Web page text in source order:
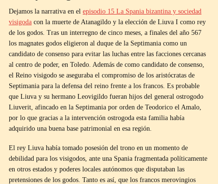
Dejamos la narrativa en el episodio 15 La Spania bizantina y sociedad
visigoda con la muerte de Atanagildo y la elección de Liuva I como rey
de los godos. Tras un interregno de cinco meses, a finales del año 567
los magnates godos eligieron al duque de la Septimania como un
candidato de consenso para evitar las luchas entre las facciones cercanas
al centro de poder, en Toledo. Además de como candidato de consenso,
el Reino visigodo se aseguraba el compromiso de los aristócratas de
Septimania para la defensa del reino frente a los francos. Es probable
que Liuva y su hermano Leovigildo fueran hijos del general ostrogodo
Liuverit, afincado en la Septimania por orden de Teodorico el Amalo,
por lo que gracias a la intervención ostrogoda esta familia había
adquirido una buena base patrimonial en esa región.
El rey Liuva había tomado posesión del trono en un momento de
debilidad para los visigodos, ante una Spania fragmentada políticamente
en otros estados y poderes locales autónomos que disputaban las
pretensiones de los godos. Tanto es así, que los francos merovingios